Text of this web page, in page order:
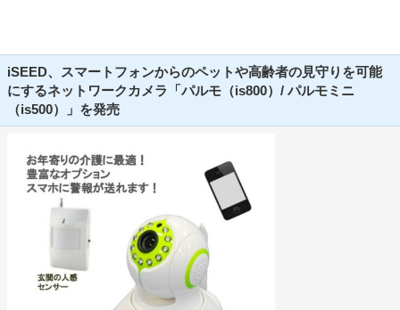
iSEED、スマートフォンからのペットや高齢者の見守りを可能
にするネットワークカメラ「パルモ（is800）/ パルモミニ
（is500）」を発売